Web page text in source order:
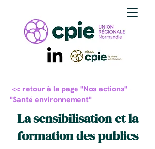
<< retour à la page "Nos actions" -
"Santé environnement"
La sensibilisation et la
formation des publics